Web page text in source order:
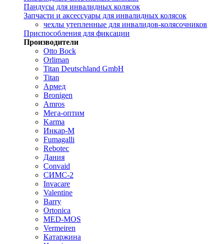
Пандусы для инвалидных колясок
Запчасти и аксессуары для инвалидных колясок
чехлы утепленные для инвалидов-колясочников
Приспособления для фиксации
Производители
Otto Bock
Orliman
Titan Deutschland GmbH
Titan
Армед
Bronigen
Amros
Мега-оптим
Karma
Инкар-М
Fumagalli
Rebotec
Дания
Convaid
СИМС-2
Invacare
Valentine
Barry
Ortonica
MED-MOS
Vermeiren
Катаржина